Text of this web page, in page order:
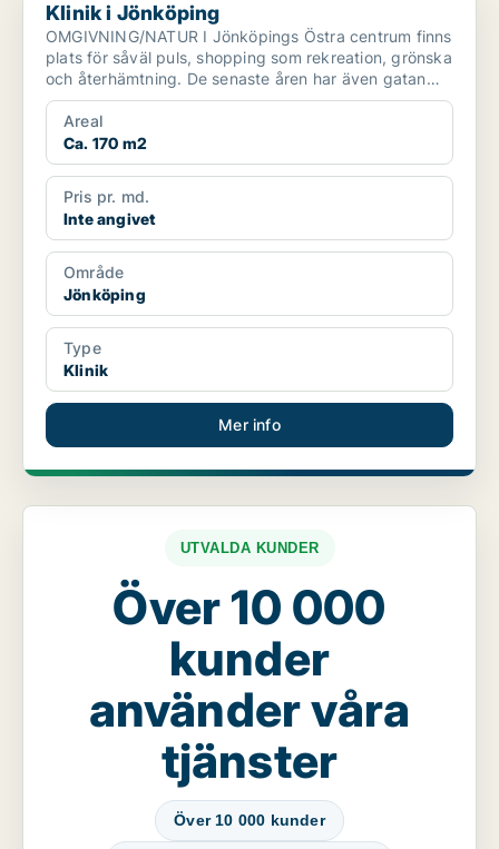
Klinik i Jönköping
OMGIVNING/NATUR I Jönköpings Östra centrum finns
plats för såväl puls, shopping som rekreation, grönska
och återhämtning. De senaste åren har även gatan
ut...
Areal
Ca. 170 m2
Pris pr. md.
Inte angivet
Område
Jönköping
Type
Klinik
Mer info
UTVALDA KUNDER
Över 10 000
kunder
använder våra
tjänster
Över 10 000 kunder